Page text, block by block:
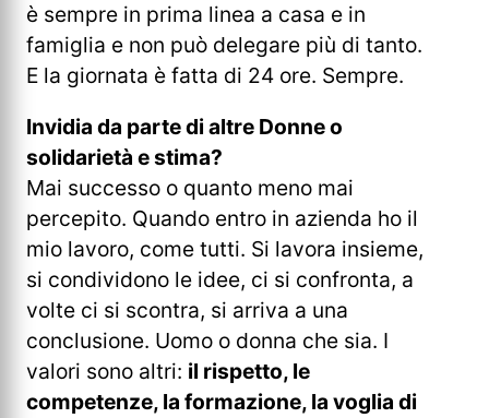
è sempre in prima linea a casa e in
famiglia e non può delegare più di tanto.
E la giornata è fatta di 24 ore. Sempre.
Invidia da parte di altre Donne o
solidarietà e stima?
Mai successo o quanto meno mai
percepito. Quando entro in azienda ho il
mio lavoro, come tutti. Si lavora insieme,
si condividono le idee, ci si confronta, a
volte ci si scontra, si arriva a una
conclusione. Uomo o donna che sia. I
valori sono altri: il rispetto, le
competenze, la formazione, la voglia di